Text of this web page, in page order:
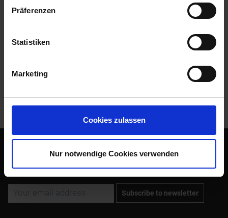
Präferenzen
Statistiken
Marketing
Cookies zulassen
Nur notwendige Cookies verwenden
Evaluations
Customers also viewed
Subscribe to the free newsletter and ensure that you will no
longer miss any offers or news of Siebenrock.
Subscribe to newsletter